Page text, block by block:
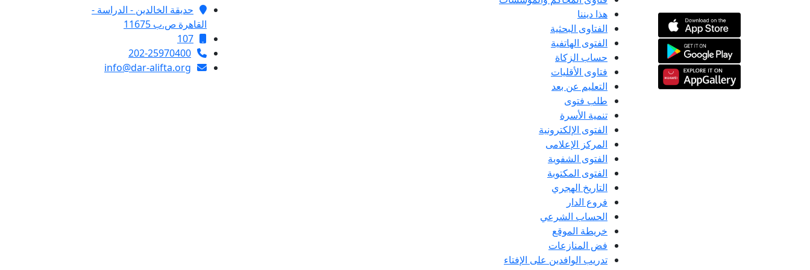
هذا ديننا
الفتاوى البحثية
الفتوى الهاتفية
حساب الزكاة
فتاوى الأقليات
التعليم عن بعد
طلب فتوى
تنمية الأسرة
الفتوى الإلكترونية
المركز الإعلامى
الفتوى الشفوية
الفتوى المكتوبة
التاريخ الهجري
فروع الدار
الحساب الشرعي
خريطة الموقع
فض المنازعات
تدريب الوافدين على الإفتاء
حديقة الخالدين - الدراسة -
القاهرة ص.ب 11675
107
202-25970400
info@dar-alifta.org